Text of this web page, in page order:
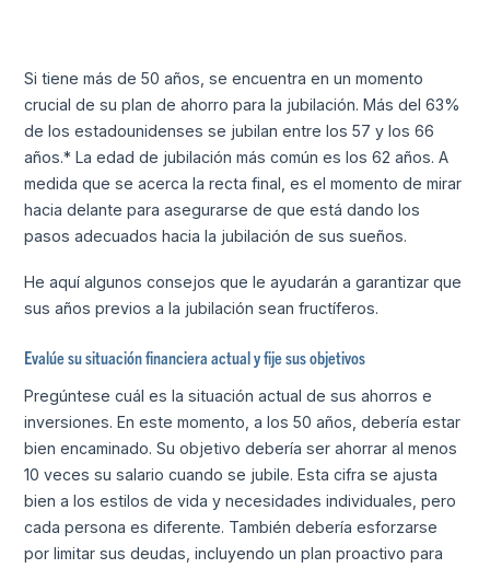
Si tiene más de 50 años, se encuentra en un momento
crucial de su plan de ahorro para la jubilación. Más del 63%
de los estadounidenses se jubilan entre los 57 y los 66
años.* La edad de jubilación más común es los 62 años. A
medida que se acerca la recta final, es el momento de mirar
hacia delante para asegurarse de que está dando los
pasos adecuados hacia la jubilación de sus sueños.
He aquí algunos consejos que le ayudarán a garantizar que
sus años previos a la jubilación sean fructíferos.
Evalúe su situación financiera actual y fije sus objetivos
Pregúntese cuál es la situación actual de sus ahorros e
inversiones. En este momento, a los 50 años, debería estar
bien encaminado. Su objetivo debería ser ahorrar al menos
10 veces su salario cuando se jubile. Esta cifra se ajusta
bien a los estilos de vida y necesidades individuales, pero
cada persona es diferente. También debería esforzarse
por limitar sus deudas, incluyendo un plan proactivo para